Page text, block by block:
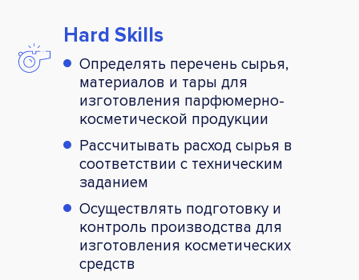
Hard Skills
Определять перечень сырья,
материалов и тары для
изготовления парфюмерно-
косметической продукции
Рассчитывать расход сырья в
соответствии с техническим
заданием
Осуществлять подготовку и
контроль производства для
изготовления косметических
средств